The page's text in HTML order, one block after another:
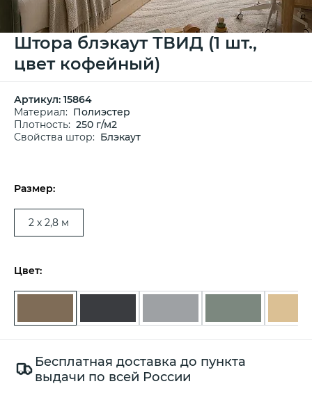
Штора блэкаут ТВИД (1 шт.,
цвет кофейный)
Артикул: 15864
Материал: Полиэстер
Плотность: 250 г/м2
Свойства штор: Блэкаут
Размер:
2 х 2,8 м
Цвет:
Бесплатная доставка до пункта
выдачи по всей России